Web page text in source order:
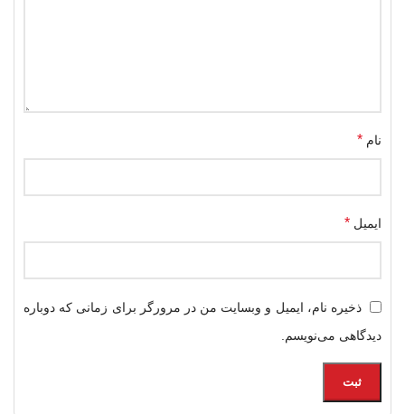
نام *
ایمیل *
ذخیره نام، ایمیل و وبسایت من در مرورگر برای زمانی که دوباره
دیدگاهی می‌نویسم.